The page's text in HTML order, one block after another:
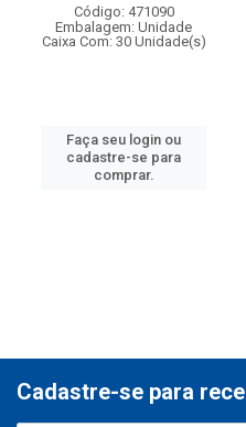
Código: 471090
Embalagem: Unidade
Caixa Com: 30 Unidade(s)
Faça seu login ou
cadastre-se para
comprar.
Cadastre-se para